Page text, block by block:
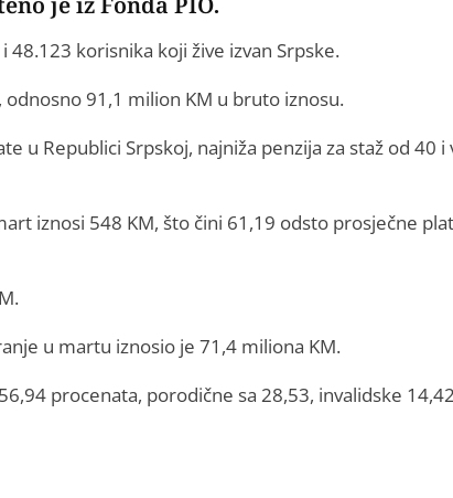
48.123 korisnika koji žive izvan Srpske.
91,1 milion KM u bruto iznosu.
u Republici Srpskoj, najniža penzija za staž od 40 i
iznosi 548 KM, što čini 61,19 odsto prosječne
u martu iznosio je 71,4 miliona KM.
procenata, porodične sa 28,53, invalidske